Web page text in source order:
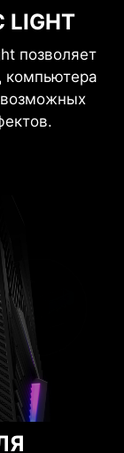
позволяет